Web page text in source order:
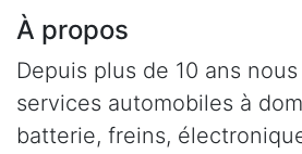
À propos
Depuis plus de 10 ans
services automobiles à
batterie, freins,